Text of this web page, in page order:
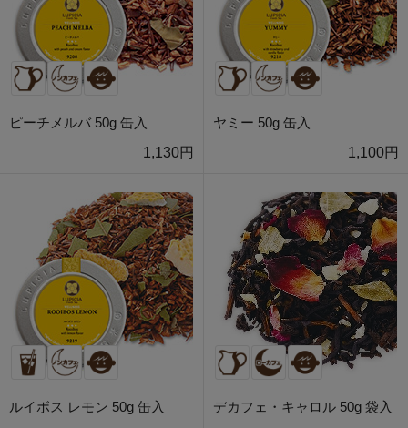
ピーチメルバ 50g 缶入
1,130円
ヤミー 50g 缶入
1,100円
ルイボス レモン 50g 缶入
デカフェ・キャロル 50g 袋入